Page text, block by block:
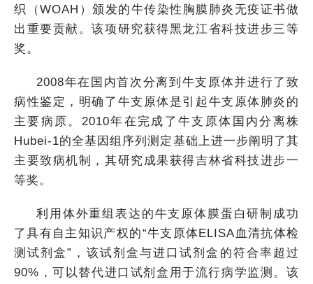
织（WOAH ）颁发的牛传染性胸膜肺炎无疫证书做
出重要贡献。该项研究获得黑龙江省科技进步三等
奖。
2008年在国内首次分离到牛支原体并进行了致
病性鉴定，明确了牛支原体是引起牛支原体肺炎的
主要病原。2010年在完成了牛支原体国内分离株
Hubei-1的全基因组序列测定基础上进一步阐明了其
主要致病机制，其研究成果获得吉林省科技进步一
等奖。
利用体外重组表达的牛支原体膜蛋白研制成功
了具有自主知识产权的“牛支原体ELISA血清抗体检
测试剂盒”，该试剂盒与进口试剂盒的符合率超过
90%，可以替代进口试剂盒用于流行病学监测。该